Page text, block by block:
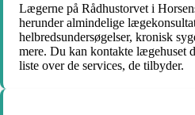
Lægerne på Rådhustorvet i
herunder almindelige
helbredsundersøgelser, kronisk
mere. Du kan kontakte lægehuset
liste over de services, de tilbyder.